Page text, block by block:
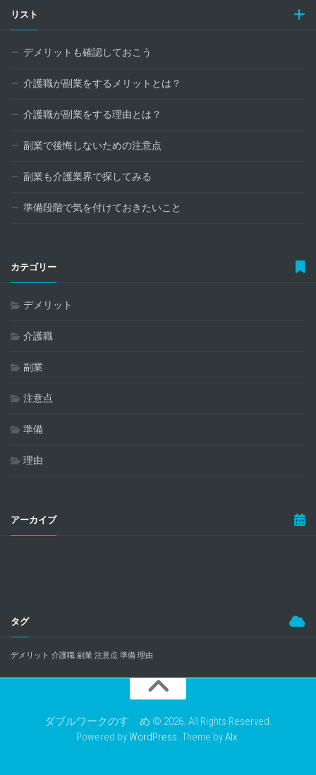
リスト
デメリットも確認しておこう
介護職が副業をするメリットとは？
介護職が副業をする理由とは？
副業で後悔しないための注意点
副業も介護業界で探してみる
準備段階で気を付けておきたいこと
カテゴリー
デメリット
介護職
副業
注意点
準備
理由
アーカイブ
タグ
デメリット 介護職 副業 注意点 準備 理由
ダブルワークのすゝめ © 2026. All Rights Reserved.
Powered byWordPress. Theme byAlx.